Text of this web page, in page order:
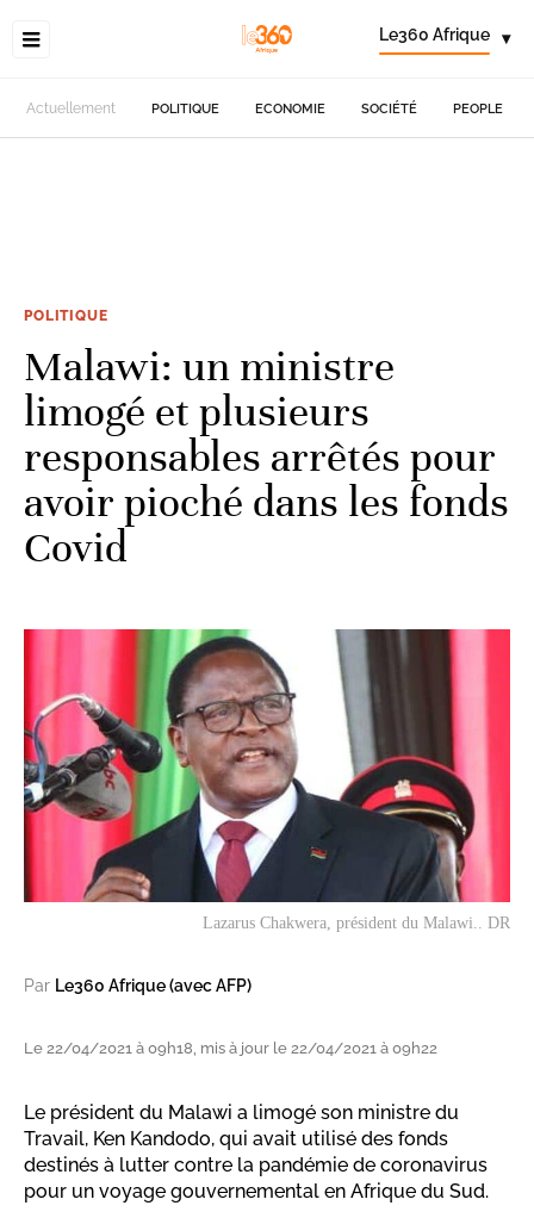
Le360 Afrique ▾
Actuellement POLITIQUE ECONOMIE SOCIÉTÉ PEOPLE
POLITIQUE
Malawi: un ministre
limogé et plusieurs
responsables arrêtés pour
avoir pioché dans les fonds
Covid
Lazarus Chakwera, président du Malawi.. DR
Par Le360 Afrique (avec AFP)
Le 22/04/2021 à 09h18, mis à jour le 22/04/2021 à 09h22
Le président du Malawi a limogé son ministre du
Travail, Ken Kandodo, qui avait utilisé des fonds
destinés à lutter contre la pandémie de coronavirus
pour un voyage gouvernemental en Afrique du Sud.